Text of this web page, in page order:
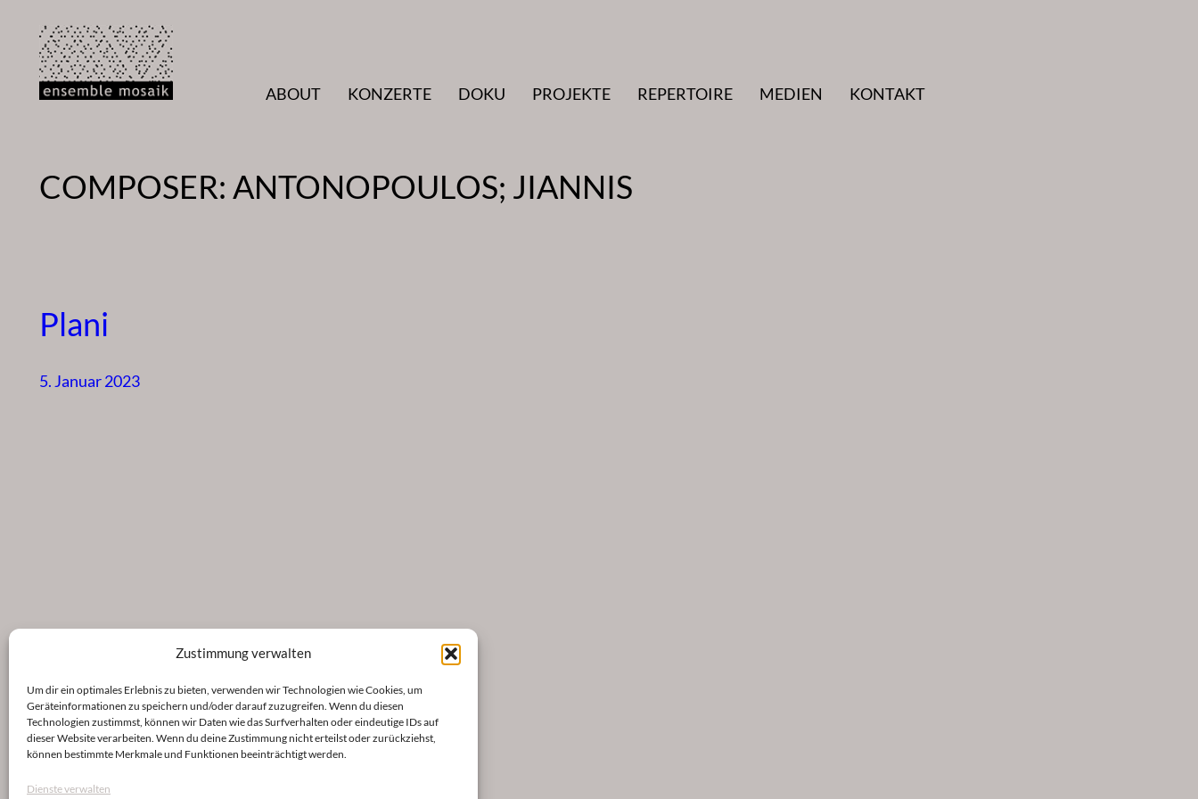
Zustimmung verwalten
Um dir ein optimales Erlebnis zu bieten, verwenden wir Technologien wie Cookies, um
Geräteinformationen zu speichern und/oder darauf zuzugreifen. Wenn du diesen
Technologien zustimmst, können wir Daten wie das Surfverhalten oder eindeutige IDs auf
dieser Website verarbeiten. Wenn du deine Zustimmung nicht erteilst oder zurückziehst,
können bestimmte Merkmale und Funktionen beeinträchtigt werden.
Dienste verwalten
Inhalt
springen
ABOUT
KONZERTE DOKU PROJEKTE REPERTOIRE MEDIEN KONTAKT
COMPOSER: ANTONOPOULOS; JIANNIS
Plani
5. Januar 2023